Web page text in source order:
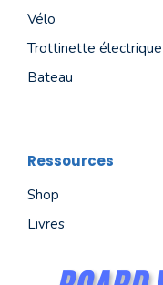
Vélo
Trottinette électrique
Bateau
Ressources
Shop
Livres